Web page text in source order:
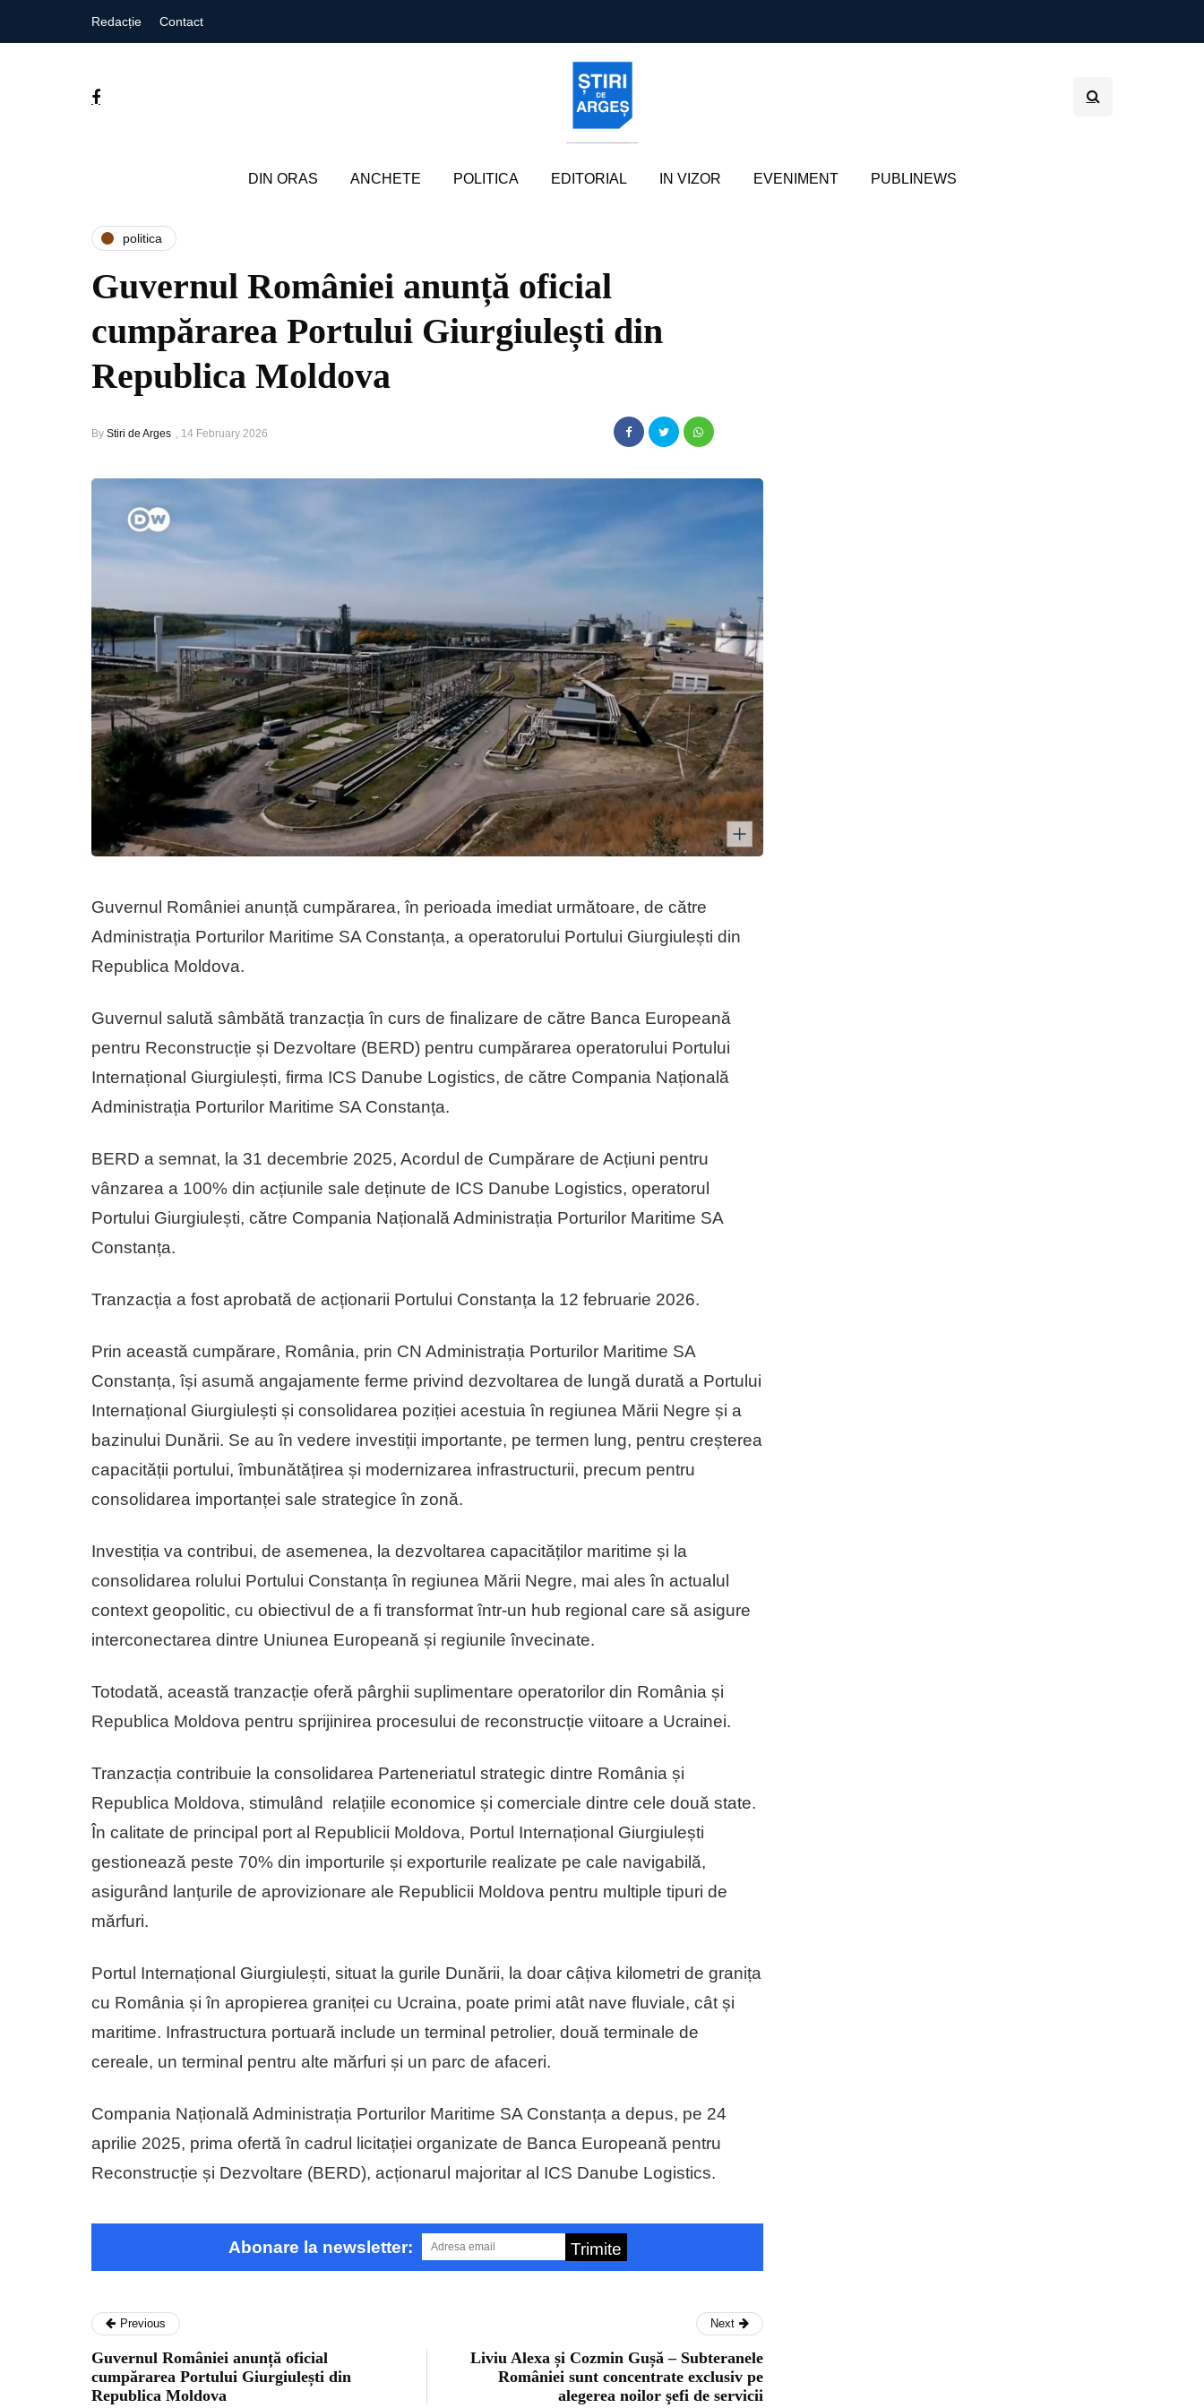
Redacție Contact
DIN ORAS ANCHETE POLITICA EDITORIAL IN VIZOR EVENIMENT PUBLINEWS
politica
Guvernul României anunță oficial
cumpărarea Portului Giurgiulești din
Republica Moldova
By Stiri de Arges , 14 February 2026
Guvernul României anunță cumpărarea, în perioada imediat următoare, de către
Administrația Porturilor Maritime SA Constanța, a operatorului Portului Giurgiulești din
Republica Moldova.
Guvernul salută sâmbătă tranzacția în curs de finalizare de către Banca Europeană
pentru Reconstrucție și Dezvoltare (BERD) pentru cumpărarea operatorului Portului
Internațional Giurgiulești, firma ICS Danube Logistics, de către Compania Națională
Administrația Porturilor Maritime SA Constanța.
BERD a semnat, la 31 decembrie 2025, Acordul de Cumpărare de Acțiuni pentru
vânzarea a 100% din acțiunile sale deținute de ICS Danube Logistics, operatorul
Portului Giurgiulești, către Compania Națională Administrația Porturilor Maritime SA
Constanța.
Tranzacția a fost aprobată de acționarii Portului Constanța la 12 februarie 2026.
Prin această cumpărare, România, prin CN Administrația Porturilor Maritime SA
Constanța, își asumă angajamente ferme privind dezvoltarea de lungă durată a Portului
Internațional Giurgiulești și consolidarea poziției acestuia în regiunea Mării Negre și a
bazinului Dunării. Se au în vedere investiții importante, pe termen lung, pentru creșterea
capacității portului, îmbunătățirea și modernizarea infrastructurii, precum pentru
consolidarea importanței sale strategice în zonă.
Investiția va contribui, de asemenea, la dezvoltarea capacităților maritime și la
consolidarea rolului Portului Constanța în regiunea Mării Negre, mai ales în actualul
context geopolitic, cu obiectivul de a fi transformat într-un hub regional care să asigure
interconectarea dintre Uniunea Europeană și regiunile învecinate.
Totodată, această tranzacție oferă pârghii suplimentare operatorilor din România și
Republica Moldova pentru sprijinirea procesului de reconstrucție viitoare a Ucrainei.
Tranzacția contribuie la consolidarea Parteneriatul strategic dintre România și
Republica Moldova, stimulând relațiile economice și comerciale dintre cele două state.
În calitate de principal port al Republicii Moldova, Portul Internațional Giurgiulești
gestionează peste 70% din importurile și exporturile realizate pe cale navigabilă,
asigurând lanțurile de aprovizionare ale Republicii Moldova pentru multiple tipuri de
mărfuri.
Portul Internațional Giurgiulești, situat la gurile Dunării, la doar câțiva kilometri de granița
cu România și în apropierea graniței cu Ucraina, poate primi atât nave fluviale, cât și
maritime. Infrastructura portuară include un terminal petrolier, două terminale de
cereale, un terminal pentru alte mărfuri și un parc de afaceri.
Compania Națională Administrația Porturilor Maritime SA Constanța a depus, pe 24
aprilie 2025, prima ofertă în cadrul licitației organizate de Banca Europeană pentru
Reconstrucție și Dezvoltare (BERD), acționarul majoritar al ICS Danube Logistics.
Abonare la newsletter: Trimite
Previous
Guvernul României anunță oficial
cumpărarea Portului Giurgiulești din
Republica Moldova
Next
Liviu Alexa și Cozmin Gușă – Subteranele
României sunt concentrate exclusiv pe
alegerea noilor şefi de servicii